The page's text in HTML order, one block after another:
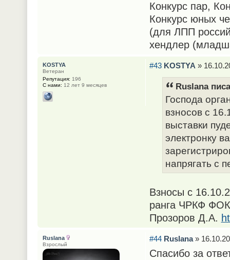
Конкурс пар,
Конкурс юных
(для ЛПП
хендлер
#43 KOSTYA »
Ruslana
Господа
взносов с
выставки
электронку
напрягать с
Взносы с
ранга ЧРКФ
Прозоров Д.А.
KOSTYA
Ветеран
Репутация: 196
С нами: 12 лет 9 месяцев
#44 Ruslana»
Спасибо за
Ruslana
Взрослый